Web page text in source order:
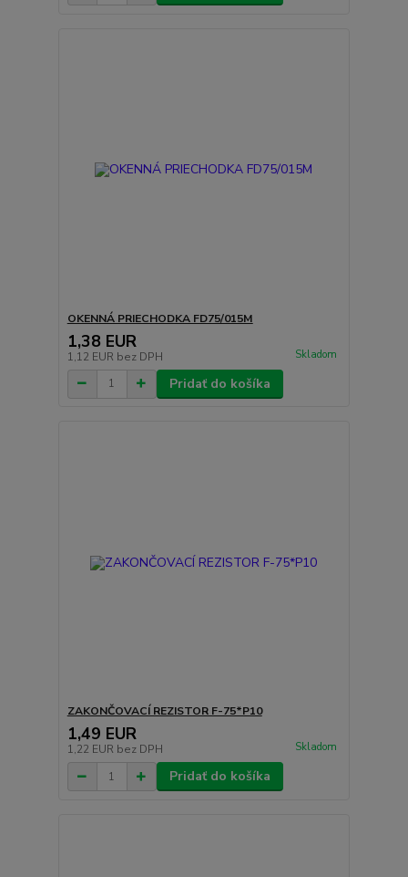
OKENNÁ PRIECHODKA FD75/015M
1,38 EUR
1,12 EUR bez DPH Skladom
Pridať do košíka
ZAKONČOVACÍ REZISTOR F-75*P10
1,49 EUR
1,22 EUR bez DPH Skladom
Pridať do košíka